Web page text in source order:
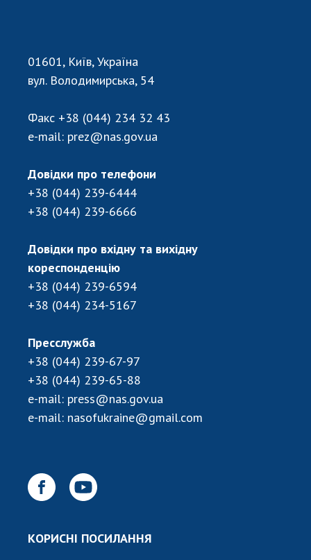
01601, Київ, Україна
вул. Володимирська, 54
Факс +38 (044) 234 32 43
e-mail: prez@nas.gov.ua
Довідки про телефони
+38 (044) 239-6444
+38 (044) 239-6666
Довідки про вхідну та вихідну
кореспонденцію
+38 (044) 239-6594
+38 (044) 234-5167
Пресслужба
+38 (044) 239-67-97
+38 (044) 239-65-88
e-mail: press@nas.gov.ua
e-mail: nasofukraine@gmail.com
КОРИСНІ ПОСИЛАННЯ